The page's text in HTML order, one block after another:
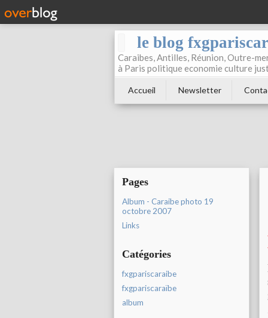
le blog
Caraibes, Antilles, Réunion, Outre-
à Paris politique economie culture
Accueil Newsletter
Pages
Album - Caraibe photo 19
octobre 2007
Links
Catégories
fxgpariscaraibe
fxgpariscaraïbe
album